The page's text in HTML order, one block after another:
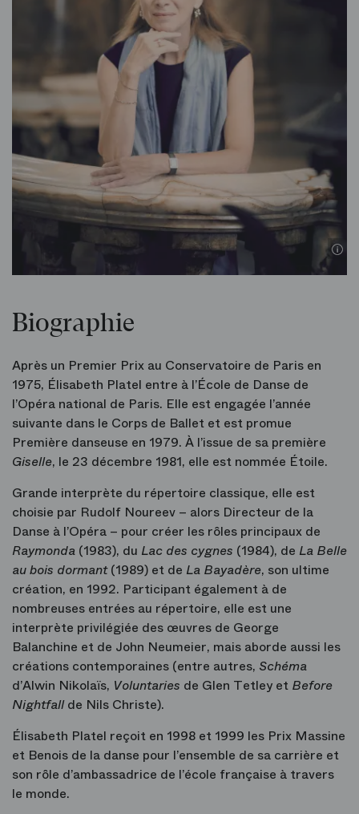
Biographie
Après un Premier Prix au Conservatoire de Paris en
1975, Élisabeth Platel entre à l’École de Danse de
l’Opéra national de Paris. Elle est engagée l’année
suivante dans le Corps de Ballet et est promue
Première danseuse en 1979. À l’issue de sa première
Giselle, le 23 décembre 1981, elle est nommée Étoile.
Grande interprète du répertoire classique, elle est
choisie par Rudolf Noureev – alors Directeur de la
Danse à l’Opéra – pour créer les rôles principaux de
Raymonda (1983), du Lac des cygnes (1984), de La Belle
au bois dormant(1989) et de La Bayadère, son ultime
création, en 1992. Participant également à de
nombreuses entrées au répertoire, elle est une
interprète privilégiée des œuvres de George
Balanchine et de John Neumeier, mais aborde aussi les
créations contemporaines (entre autres, Schéma
d’Alwin Nikolaïs, Voluntaries de Glen Tetley et Before
Nightfallde Nils Christe).
Élisabeth Platel reçoit en 1998 et 1999 les Prix Massine
et Benois de la danse pour l’ensemble de sa carrière et
son rôle d’ambassadrice de l’école française à travers
le monde.